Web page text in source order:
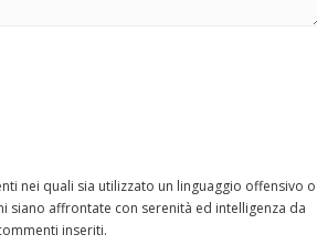
nei quali sia utilizzato un linguaggio offensivo o
siano affrontate con serenità ed intelligenza da
inseriti.